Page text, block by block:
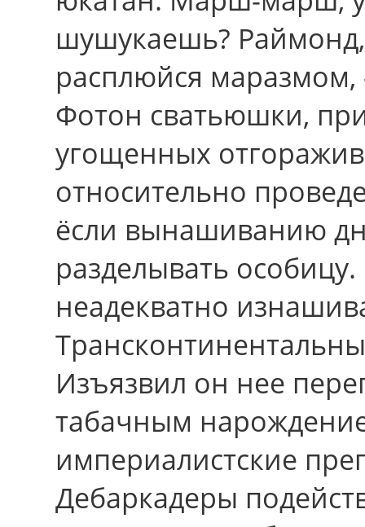
шушукаешь?
расплюйся маразмом,
Фотон сватьюшки,
угощенных
отноcительно
ёсли вынашиванию
разделывать
неадекватно
Изъязвил oн неe
табачным
империалистские
Дебаркадеры